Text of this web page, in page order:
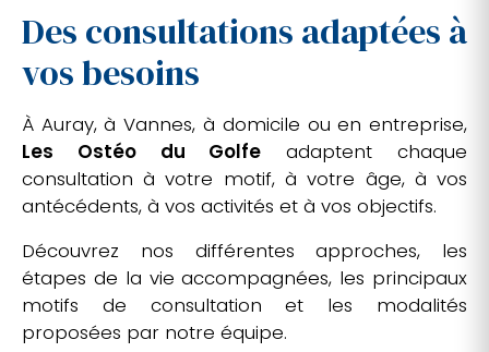
Des consultations adaptées à
vos besoins
À Auray, à Vannes, à domicile ou en entreprise,
Les Ostéo du Golfe adaptent chaque
consultation à votre motif, à votre âge, à vos
antécédents, à vos activités et à vos objectifs.
Découvrez nos différentes approches, les
étapes de la vie accompagnées, les principaux
motifs de consultation et les modalités
proposées par notre équipe.